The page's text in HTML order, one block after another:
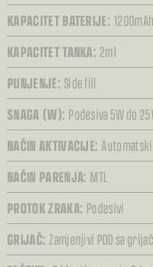
KAPACITET BATERIJE: 1200mAh
KAPACITET TANKA: 2ml
PUNJENJE: Side fill
SNAGA (W): Podesiva 5W do
NAČIN AKTIVACIJE:
NAČIN PARENJA: MTL
PROTOK ZRAKA: Podesivi
GRIJAČ: Zamjenjivi POD sa